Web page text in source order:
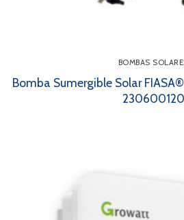
BOMBAS
Bomba Sumergible Solar
230600120